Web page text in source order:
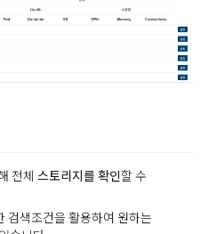
전체 스토리지를 확인할 수
검색조건을 활용하여 원하는